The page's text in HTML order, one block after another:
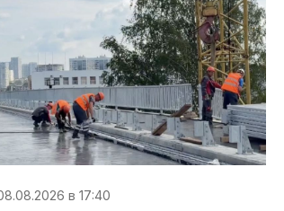
в 17:40